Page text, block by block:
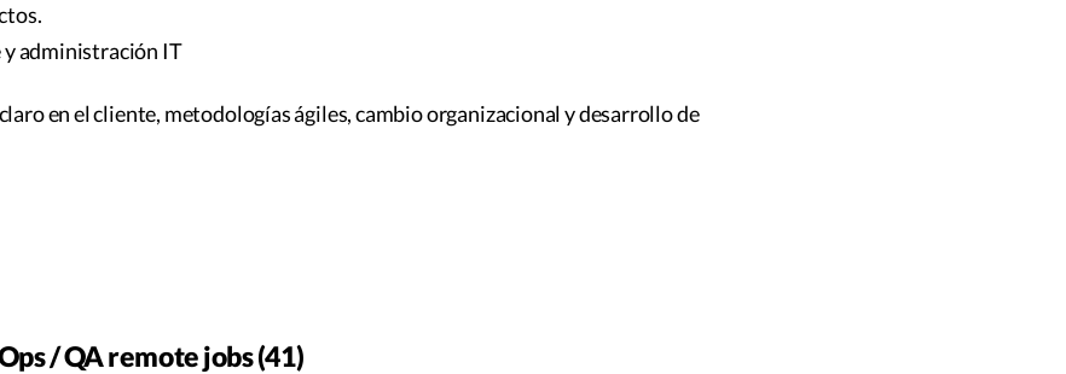
y administración IT
en el cliente, metodologías ágiles, cambio organizacional y desarrollo de
/ QA remote jobs (41)